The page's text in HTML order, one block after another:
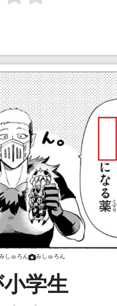
しゅろん みしゅろん
学生